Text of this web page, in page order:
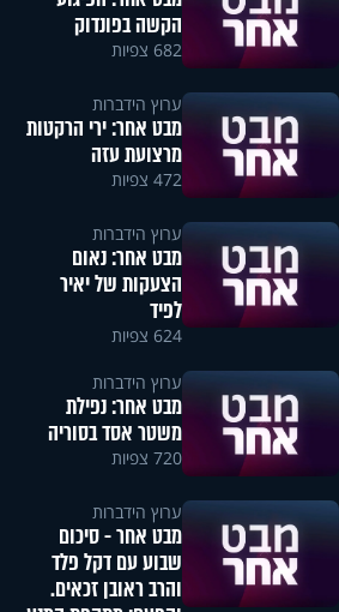
הקשה בפונדוק
682 צפיות
ערוץ הידברות
מבט אחר: ירי הרקטות
מרצועת עזה
472 צפיות
ערוץ הידברות
מבט אחר: נאום
הצעקות של יאיר
לפיד
624 צפיות
ערוץ הידברות
מבט אחר: נפילת
משטר אסד בסוריה
720 צפיות
ערוץ הידברות
מבט אחר - סיכום
שבוע עם דקל פלד
והרב ראובן זכאים.